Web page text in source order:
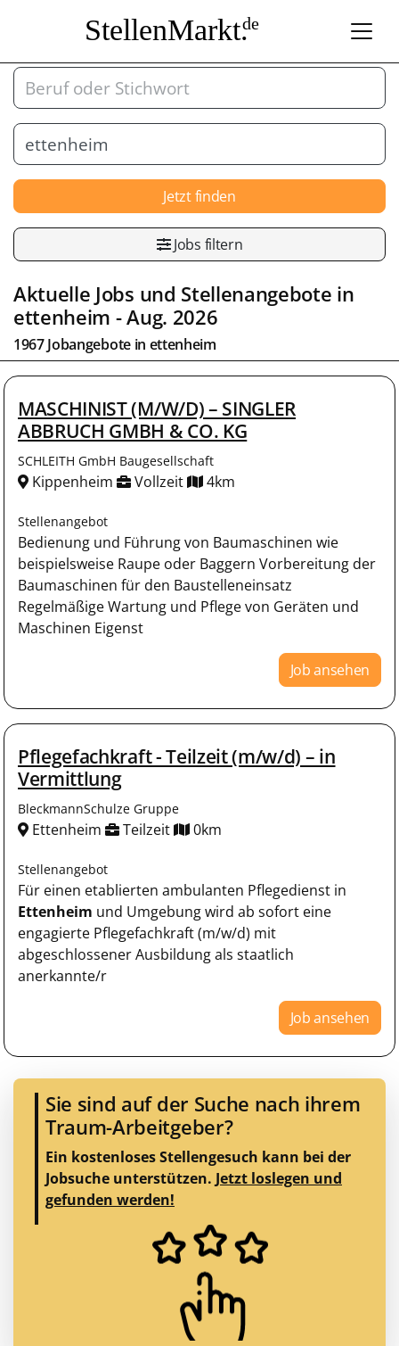
StellenMarkt.de
Jetzt finden
Jobs filtern
Aktuelle Jobs und Stellenangebote in
ettenheim - Aug. 2026
1967 Jobangebote in ettenheim
MASCHINIST (M/W/D) – SINGLER
ABBRUCH GMBH & CO. KG
SCHLEITH GmbH Baugesellschaft
Kippenheim Vollzeit 4km
Stellenangebot
Bedienung und Führung von Baumaschinen wie
beispielsweise Raupe oder Baggern Vorbereitung der
Baumaschinen für den Baustelleneinsatz
Regelmäßige Wartung und Pflege von Geräten und
Maschinen Eigenst
Job ansehen
Pflegefachkraft - Teilzeit (m/w/d) – in
Vermittlung
BleckmannSchulze Gruppe
Ettenheim Teilzeit 0km
Stellenangebot
Für einen etablierten ambulanten Pflegedienst in
Ettenheim und Umgebung wird ab sofort eine
engagierte Pflegefachkraft (m/w/d) mit
abgeschlossener Ausbildung als staatlich
anerkannte/r
Job ansehen
Sie sind auf der Suche nach ihrem
Traum-Arbeitgeber?
Ein kostenloses Stellengesuch kann bei der
Jobsuche unterstützen. Jetzt loslegen und
gefunden werden!